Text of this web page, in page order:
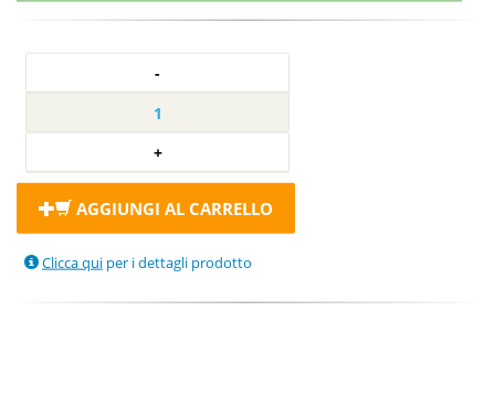
AGGIUNGI AL CARRELLO
Clicca qui per i dettagli prodotto